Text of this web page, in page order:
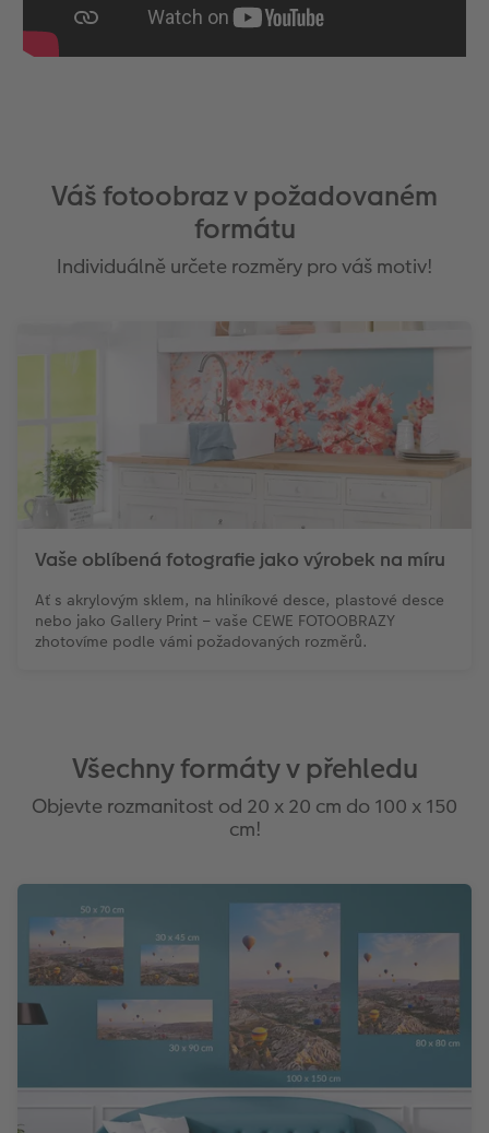
Váš fotoobraz v požadovaném
formátu
Individuálně určete rozměry pro váš motiv!
Vaše oblíbená fotografie jako výrobek na míru
Ať s akrylovým sklem, na hliníkové desce, plastové desce
nebo jako Gallery Print – vaše CEWE FOTOOBRAZY
zhotovíme podle vámi požadovaných rozměrů.
Všechny formáty v přehledu
Objevte rozmanitost od 20 x 20 cm do 100 x 150
cm!